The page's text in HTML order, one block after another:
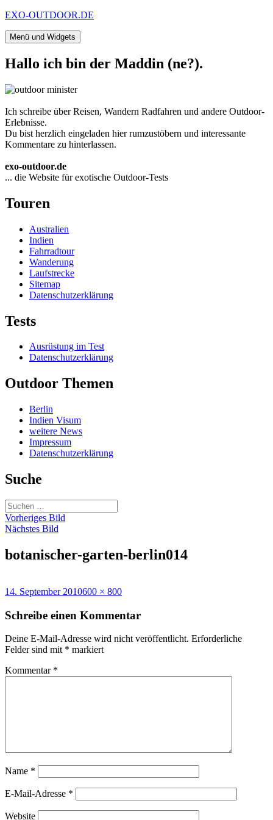
Zum
springen
EXO-OUTDOOR.DE
Menü und Widgets
Hallo ich bin der Maddin (ne?).
Ich schreibe über Reisen, Wandern Radfahren und andere Outdoor-
Erlebnisse.
Du bist herzlich eingeladen hier rumzustöbern und interessante
Kommentare zu hinterlassen.
exo-outdoor.de
... die Website für exotische Outdoor-Tests
Touren
Australien
Indien
Fahrradtour
Wanderung
Laufstrecke
Sitemap
Datenschutzerklärung
Tests
Ausrüstung im Test
Datenschutzerklärung
Outdoor Themen
Berlin
Indien Visum
weitere News
Impressum
Datenschutzerklärung
Suche
Suchen
nach:
Vorheriges Bild
Nächstes Bild
botanischer-garten-berlin014
Veröffentlicht
14. September 2010Volle
600 × 800
Schreibe einen Kommentar
Deine E-Mail-Adresse wird nicht veröffentlicht. Erforderliche
Felder sind mit * markiert
Kommentar *
Name *
E-Mail-Adresse *
Website